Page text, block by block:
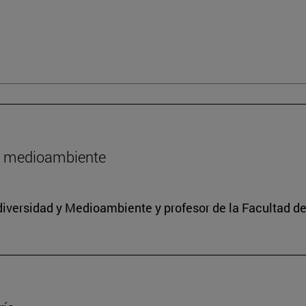
medioambiente
y Medioambiente y profesor de la Facultad